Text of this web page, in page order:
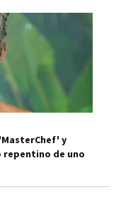
y
de uno